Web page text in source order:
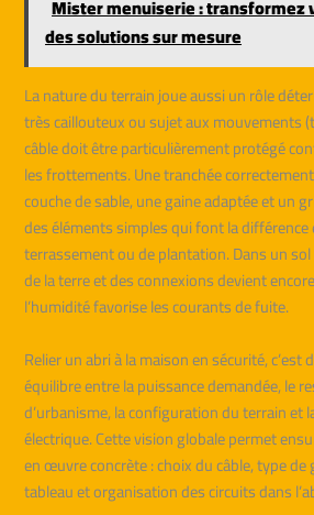
Mister menuiserie : transformez
des solutions sur mesure
La nature du terrain joue aussi un rôle
très caillouteux ou sujet aux mouvements
câble doit être particulièrement protégé
les frottements. Une tranchée
couche de sable, une gaine adaptée et un
des éléments simples qui font la
terrassement ou de plantation. Dans un
de la terre et des connexions devient
l’humidité favorise les courants de fuite.
Relier un abri à la maison en sécurité, c’est
équilibre entre la puissance demandée, le
d’urbanisme, la configuration du terrain et
électrique. Cette vision globale permet
en œuvre concrète : choix du câble, type
tableau et organisation des circuits dans